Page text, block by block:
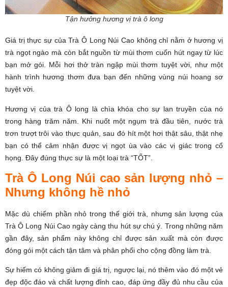
Tận hưởng hương vị trà ô long
Giá trị thực sự của Trà Ô Long Núi Cao không chỉ nằm ở hương vị
trà ngọt ngào mà còn bắt nguồn từ mùi thơm cuốn hút ngay từ lúc
bạn mở gói. Mỗi hơi thở tràn ngập mùi thơm tuyệt vời, như một
hành trình hương thơm đưa bạn đến những vùng núi hoang sơ
tuyệt vời.
Hương vị của trà Ô long là chìa khóa cho sự lan truyền của nó
trong hàng trăm năm. Khi nuốt một ngụm trà đầu tiên, nước trà
trơn trượt trôi vào thực quản, sau đó hít một hơi thật sâu, thật nhẹ
bạn có thể cảm nhận được vị ngọt ùa vào các vị giác trong cổ
họng. Đây đúng thực sự là một loại trà “TỐT”.
Trà Ô Long Núi cao sản lượng nhỏ –
Nhưng không hề nhỏ
Mặc dù chiếm phần nhỏ trong thế giới trà, nhưng sản lượng của
Trà Ô Long Núi Cao ngày càng thu hút sự chú ý. Trong những năm
gần đây, sản phẩm này không chỉ được sản xuất mà còn được
đóng gói một cách tận tâm và phân phối cho cộng đồng làm trà.
Sự hiếm có không giảm đi giá trị, ngược lại, nó thêm vào đó một vẻ
đẹp độc đáo và chất lượng đỉnh cao, đáp ứng đầy đủ nhu cầu của